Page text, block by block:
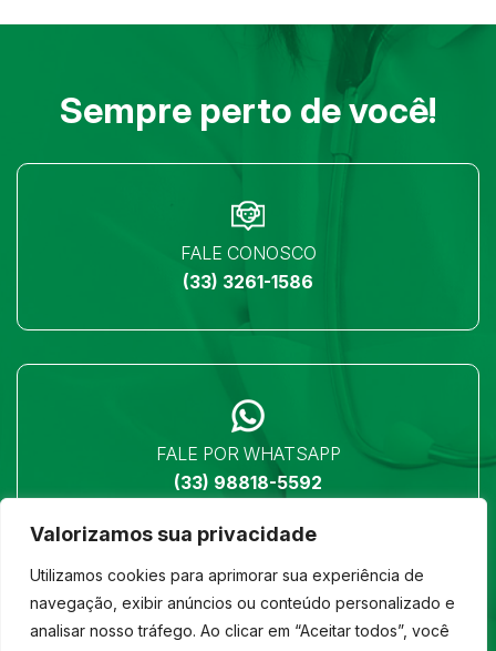
Valorizamos sua privacidade
Utilizamos cookies para aprimorar sua experiência de
navegação, exibir anúncios ou conteúdo personalizado e
analisar nosso tráfego. Ao clicar em “Aceitar todos”, você
Sempre perto de você!
FALE CONOSCO
(33) 3261-1586
FALE POR WHATSAPP
(33) 98818-5592